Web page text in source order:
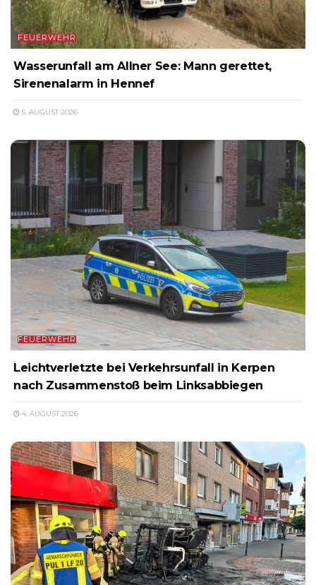
FEUERWEHR
Wasserunfall am Allner See: Mann gerettet,
Sirenenalarm in Hennef
5. AUGUST 2026
FEUERWEHR
Leichtverletzte bei Verkehrsunfall in Kerpen
nach Zusammenstoß beim Linksabbiegen
4. AUGUST 2026